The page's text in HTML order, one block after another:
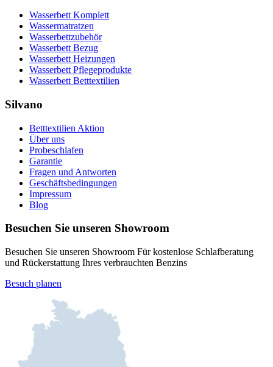
Wasserbett Komplett
Wassermatratzen
Wasserbettzubehör
Wasserbett Bezug
Wasserbett Heizungen
Wasserbett Pflegeprodukte
Wasserbett Betttextilien
Silvano
Betttextilien Aktion
Über uns
Probeschlafen
Garantie
Fragen und Antworten
Geschäftsbedingungen
Impressum
Blog
Besuchen Sie unseren Showroom
Besuchen Sie unseren Showroom Für kostenlose Schlafberatung
und Rückerstattung Ihres verbrauchten Benzins
Besuch planen